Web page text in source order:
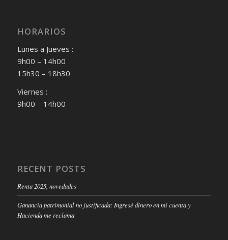
HORARIOS
Lunes a Jueves :
9h00 – 14h00
15h30 – 18h30
Viernes :
9h00 – 14h00
RECENT POSTS
Renta 2025, novedades
Ganancia patrimonial no justificada: Ingresé dinero en mi cuenta y
Hacienda me reclama